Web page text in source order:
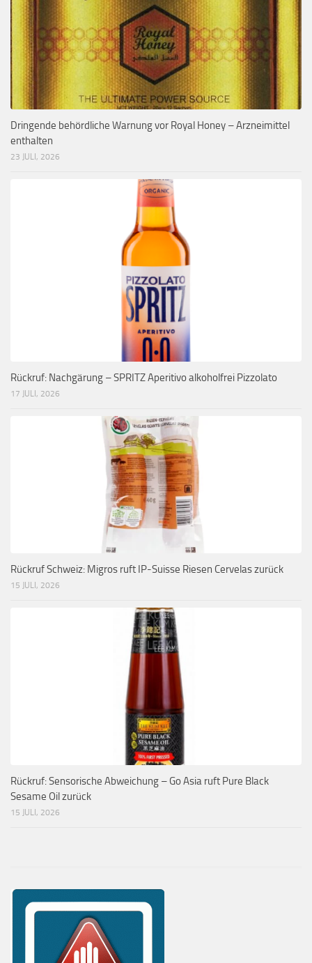
Dringende behördliche Warnung vor Royal Honey – Arzneimittel
enthalten
23 JULI, 2026
Rückruf: Nachgärung – SPRITZ Aperitivo alkoholfrei Pizzolato
17 JULI, 2026
Rückruf Schweiz: Migros ruft IP-Suisse Riesen Cervelas zurück
15 JULI, 2026
Rückruf: Sensorische Abweichung – Go Asia ruft Pure Black
Sesame Oil zurück
15 JULI, 2026